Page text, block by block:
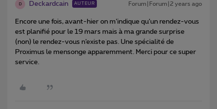
D Deckardcain AUTEUR Forum|Forum|2 years ago
Encore une fois, avant-hier on m’indique qu’un rendez-vous
est planifié pour le 19 mars mais à ma grande surprise
(non) le rendez-vous n’existe pas. Une spécialité de
Proximus le mensonge apparemment. Merci pour ce super
service.